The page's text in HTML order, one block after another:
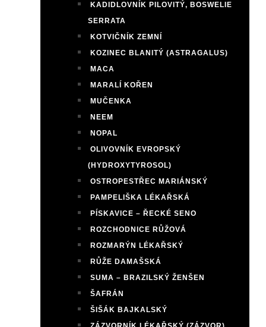
KADIDLOVNÍK PILOVITÝ, BOSWELIE
SERRATA
KOTVIČNÍK ZEMNÍ
KOZINEC BLANITÝ (ASTRAGALUS)
MACA
MARALÍ KOŘEN
MUČENKA
NEEM
NOPAL
OLIVOVNÍK EVROPSKÝ
(HYDROXYTYROSOL)
OSTROPESTŘEC MARIÁNSKÝ
PAMPELIŠKA LÉKAŘSKÁ
PÍSKAVICE – ŘECKÉ SENO
ROZCHODNICE RŮŽOVÁ
ROZMARÝN LÉKAŘSKÝ
RŮŽE DAMAŠSKÁ
SUMA – BRAZILSKÝ ŽENŠEN
ŠAFRÁN
ŠIŠÁK BAJKALSKÝ